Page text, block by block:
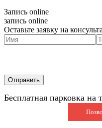
Запись online
запись online
Оставьте заявку на
Бесплатная парковка на